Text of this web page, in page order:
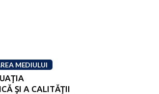
MEDIULUI
ŞI A CALITĂŢII